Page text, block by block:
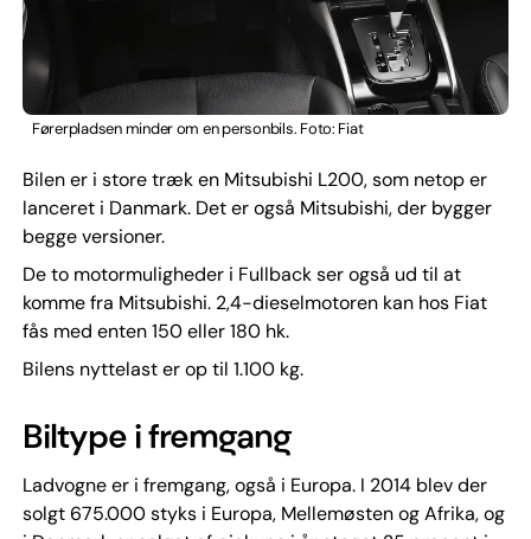
Førerpladsen minder om en personbils. Foto: Fiat
Bilen er i store træk en Mitsubishi L200, som netop er
lanceret i Danmark. Det er også Mitsubishi, der bygger
begge versioner.
De to motormuligheder i Fullback ser også ud til at
komme fra Mitsubishi. 2,4-dieselmotoren kan hos Fiat
fås med enten 150 eller 180 hk.
Bilens nyttelast er op til 1.100 kg.
Biltype i fremgang
Ladvogne er i fremgang, også i Europa. I 2014 blev der
solgt 675.000 styks i Europa, Mellemøsten og Afrika, og